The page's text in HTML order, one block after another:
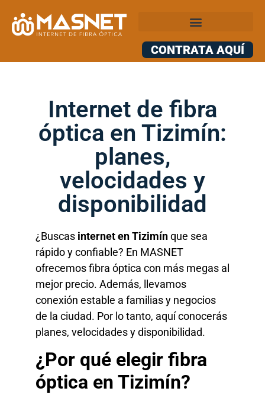
CONTRATA AQUÍ
Internet de fibra
óptica en Tizimín:
planes,
velocidades y
disponibilidad
¿Buscas internet en Tizimínque sea
rápido y confiable? En MASNET
ofrecemos fibra óptica con más megas al
mejor precio. Además, llevamos
conexión estable a familias y negocios
de la ciudad. Por lo tanto, aquí conocerás
planes, velocidades y disponibilidad.
¿Por qué elegir fibra
óptica en Tizimín?